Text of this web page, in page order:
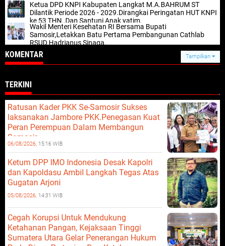
Ketua DPD KNPI Kabupaten Langkat M.A.BAHRUM ST
Dilantik Periode 2026 - 2029.Dirangkai Peringatan HUT KNPI
ke 53 THN.,Dan Santuni Anak yatim.
Wakil Menteri Kesehatan RI Bersama Bupati
Samosir,Letakkan Batu Pertama Pembangunan Cathlab
RSUD Hadrianus Sinaga.
KOMENTAR Tampilkan
TERKINI
Ratusan Kader PKK Se-Samosir Sukses
laksanakan Jambore PKK.Penegasan Kuat
Peran Perempuan Dalam Membangun
Samosir.
06/08/2026, 15:16 WIB
Ketum DPP IMO Indonesia Desak Kapolri
dan Kapoldasu Ambil Langkah Tegas Atas
Gugatan Arjoni
05/08/2026, 14:31 WIB
Cegah Korupsi Untuk Mendukung
Ketahanan Pangan, Kejaksaan Tinggi
Sumatera Utara Gelar Penerangan Hukum